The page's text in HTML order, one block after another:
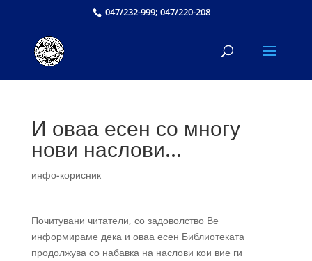
047/232-999; 047/220-208
И оваа есен со многу
нови наслови…
инфо-корисник
Почитувани читатели, со задоволство Ве
информираме дека и оваа есен Библиотеката
продолжува со набавка на наслови кои вие ги